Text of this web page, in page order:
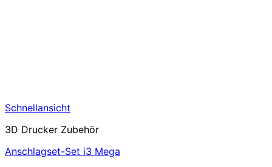
Schnellansicht
3D Drucker Zubehör
Anschlagset-Set i3 Mega